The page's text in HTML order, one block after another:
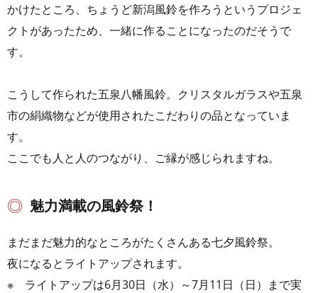
かけたところ、ちょうど新潟風鈴を作ろうというプロジェ
クトがあったため、一緒に作ることになったのだそうで
す。
こうして作られた五泉八幡風鈴。クリスタルガラスや五泉
市の絹織物などが使用されたこだわりの品となっていま
す。
ここでも人と人のつながり、ご縁が感じられますね。
魅力満載の風鈴祭！
まだまだ魅力的なところがたくさんある七夕風鈴祭。
夜になるとライトアップされます。
※ ライトアップは6月30日（水）～7月11日（日）まで実